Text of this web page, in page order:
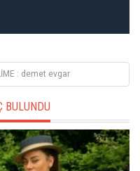
: demet evgar
BULUNDU